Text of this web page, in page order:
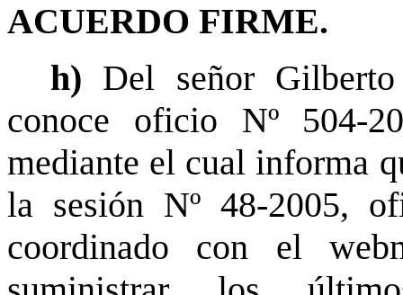
ACUERDO FIRME.
h) Del señor
conoce oficio Nº 504-
mediante el cual informa
la sesión Nº 48-2005,
coordinado con el